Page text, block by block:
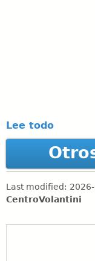
Lee todo
Last modified:
CentroVolantini